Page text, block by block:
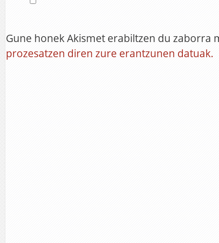
Gune honek Akismet erabiltzen du zaborra
prozesatzen diren zure erantzunen datuak.